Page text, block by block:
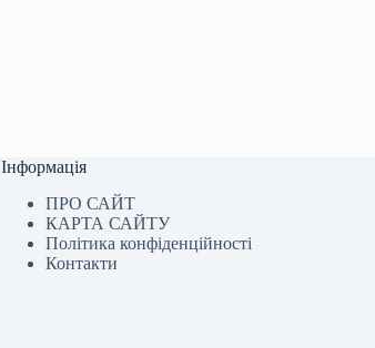
Інформація
ПРО САЙТ
КАРТА САЙТУ
Політика конфіденційності
Контакти